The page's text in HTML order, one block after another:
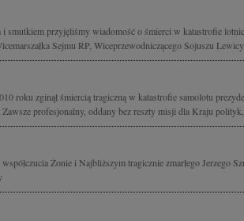
smutkiem przyjęliśmy wiadomość o śmierci w katastrofie
Sejmu RP, Wiceprzewodniczącego Sojuszu
roku zginął śmiercią tragiczną w katastrofie samolotu
Zawsze profesjonalny, oddany bez reszty misji dla Kraju
Żonie i Najbliższym tragicznie zmarłego Jerzego